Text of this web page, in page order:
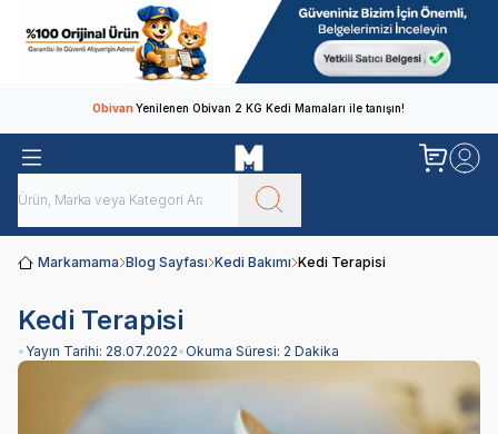
ObivanYenilenen Obivan 2 KG Kedi Mamaları ile tanışın!
Markamama Blog Sayfası Kedi Bakımı Kedi Terapisi
Kedi Terapisi
• Yayın Tarihi: 28.07.2022•Okuma Süresi: 2 Dakika